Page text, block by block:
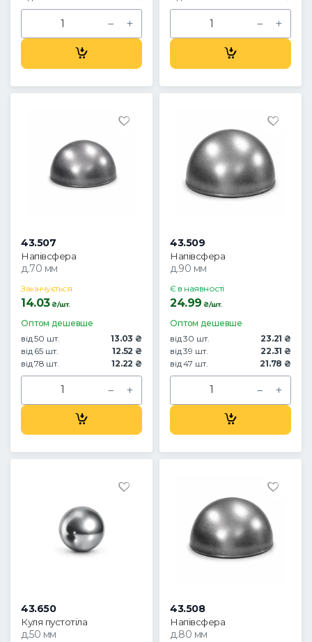
43.507
Напівсфера
д.70 мм
Закінчується
14.03₴/шт.
Оптом дешевше
від 50 шт.
13.03 ₴
від 65 шт.
12.52 ₴
від 78 шт.
12.22 ₴
43.509
Напівсфера
д.90 мм
Є в наявності
24.99 ₴/шт.
Оптом дешевше
від 30 шт.
23.21 ₴
від 39 шт.
22.31 ₴
від 47 шт.
21.78 ₴
43.650
Куля пустотіла
д.50 мм
43.508
Напівсфера
д.80 мм